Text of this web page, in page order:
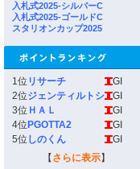
入札式2025-シルバーC
入札式2025-ゴールドC
スタリオンカップ2025
1位 リサーチ
GI
2位ジェンティルトシ
GI
3位 ＨＡＬ
GI
4位 PGOTTA2
GI
5位 しのくん
GI
【 さらに表示】